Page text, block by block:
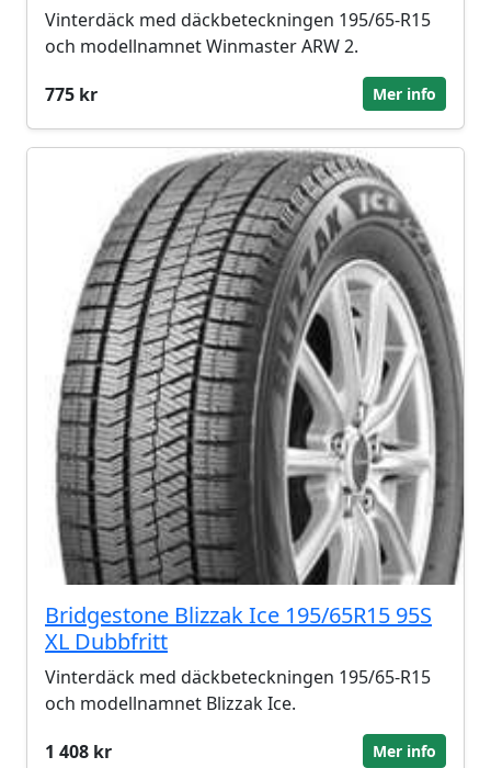
Vinterdäck med däckbeteckningen 195/65-R15
och modellnamnet Winmaster ARW 2.
775 kr
Mer info
Bridgestone Blizzak Ice 195/65R15 95S
XL Dubbfritt
Vinterdäck med däckbeteckningen 195/65-R15
och modellnamnet Blizzak Ice.
1 408 kr
Mer info